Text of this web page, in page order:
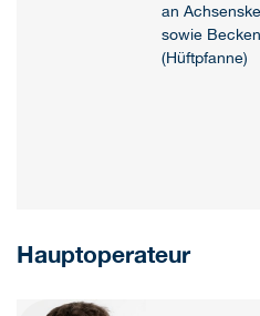
an
sowie
(Hüftpfanne)
Hauptoperateur